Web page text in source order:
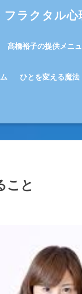
フラクタル
髙橋裕子の提供メニ
ひとを変える魔法
こと